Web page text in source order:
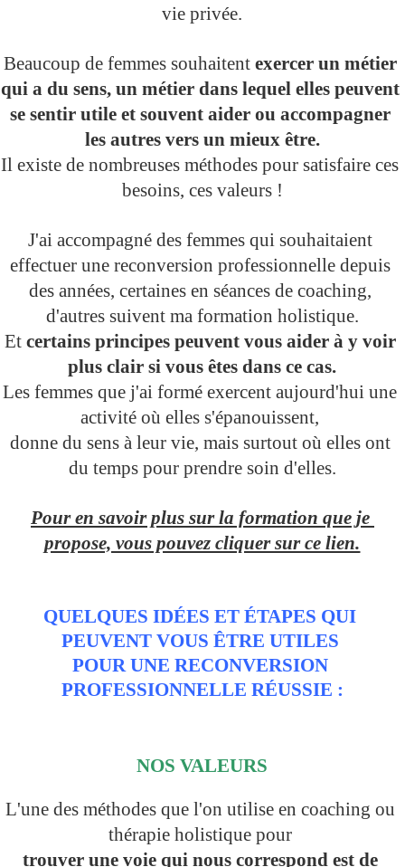
vie privée.
Beaucoup de femmes souhaitent exercer un métier
qui a du sens, un métier dans lequel elles peuvent
se sentir utile et souvent aider ou accompagner
les autres vers un mieux être.
Il existe de nombreuses méthodes pour satisfaire ces
besoins, ces valeurs !
J'ai accompagné des femmes qui souhaitaient
effectuer une reconversion professionnelle depuis
des années, certaines en séances de coaching,
d'autres suivent ma formation holistique.
Et certains principes peuvent vous aider à y voir
plus clair si vous êtes dans ce cas.
Les femmes que j'ai formé exercent aujourd'hui une
activité où elles s'épanouissent,
donne du sens à leur vie, mais surtout où elles ont
du temps pour prendre soin d'elles.
Pour en savoir plus sur la formation que je
propose, vous pouvez cliquer sur ce lien.
QUELQUES IDÉES ET ÉTAPES QUI
PEUVENT VOUS ÊTRE UTILES
POUR UNE RECONVERSION
PROFESSIONNELLE RÉUSSIE :
NOS VALEURS
L'une des méthodes que l'on utilise en coaching ou
thérapie holistique pour
trouver une voie qui nous correspond est de